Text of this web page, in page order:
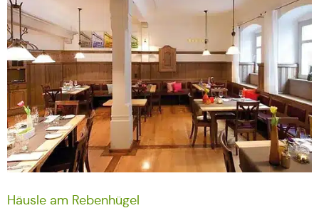
Häusle am Rebenhügel